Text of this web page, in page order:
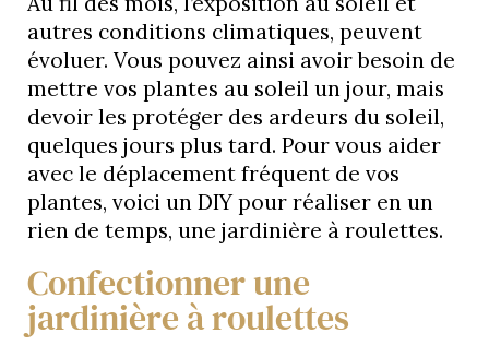
autres conditions climatiques, peuvent
évoluer. Vous pouvez ainsi avoir besoin de
mettre vos plantes au soleil un jour, mais
devoir les protéger des ardeurs du soleil,
quelques jours plus tard. Pour vous aider
avec le déplacement fréquent de vos
plantes, voici un DIY pour réaliser en un
rien de temps, une jardinière à roulettes.
Confectionner une
jardinière à roulettes